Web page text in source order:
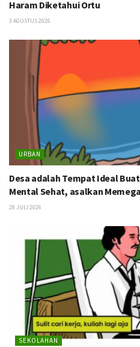
Haram Diketahui Ortu
3 AGUSTUS 2026
URBAN
Desa adalah Tempat Ideal
Mental Sehat, asalkan
28 JULI 2026
SEKOLAHAN